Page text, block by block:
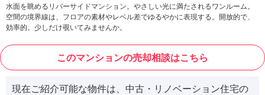
水面を眺めるリバーサイドマンション。やさしい光に満たされるワンルーム。
空間の境界線は、フロアの素材やレベル差でゆるやかに表現する。開放的で、
効率的。少しだけ覗いてみませんか。
このマンションの売却相談はこちら
現在ご紹介可能な物件は、中古・リノベーション住宅の